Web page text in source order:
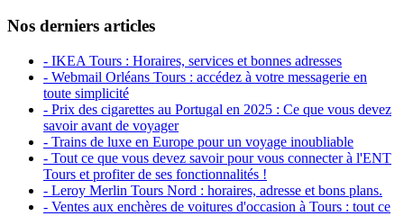
Nos derniers articles
- IKEA Tours : Horaires, services et bonnes adresses
- Webmail Orléans Tours : accédez à votre messagerie en
toute simplicité
- Prix des cigarettes au Portugal en 2025 : Ce que vous devez
savoir avant de voyager
- Trains de luxe en Europe pour un voyage inoubliable
- Tout ce que vous devez savoir pour vous connecter à l'ENT
Tours et profiter de ses fonctionnalités !
- Leroy Merlin Tours Nord : horaires, adresse et bons plans.
- Ventes aux enchères de voitures d'occasion à Tours : tout ce